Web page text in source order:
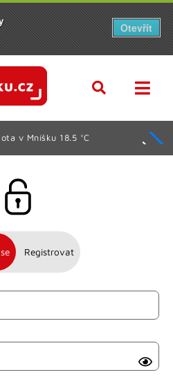
v Mníšku 18.5 °C
Registrovat
Otevřít